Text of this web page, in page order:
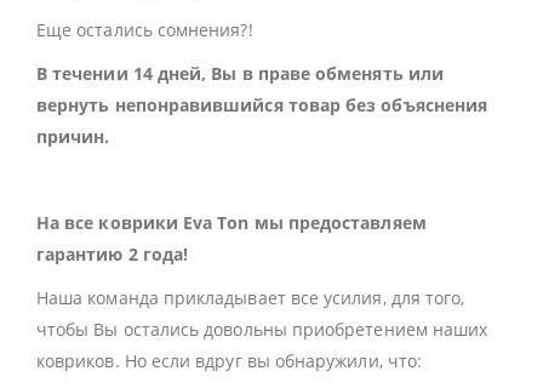
Еще остались сомнения?!
В течении 14 дней, Вы в праве обменять или
вернуть непонравившийся товар без объяснения
причин.
На все коврики Eva Ton мы предоставляем
гарантию 2 года!
Наша команда прикладывает все усилия, для того,
чтобы Вы остались довольны приобретением наших
ковриков. Но если вдруг вы обнаружили, что: